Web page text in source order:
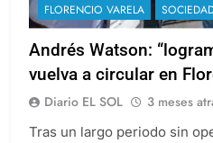
FLORENCIO VARELA
Andrés Watson:
vuelva a circular en
Diario EL SOL 3 meses
Tras un largo periodo sin